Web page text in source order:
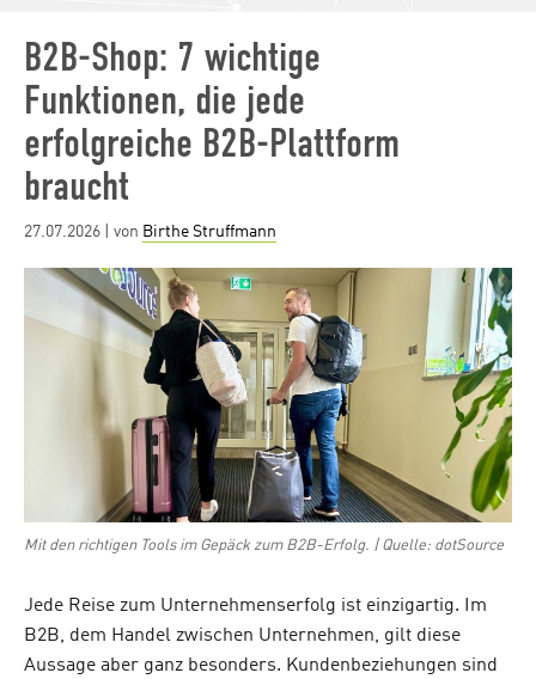
B2B-Shop: 7 wichtige
Funktionen, die jede
erfolgreiche B2B-Plattform
braucht
Posted
27.07.2026 | von Birthe Struffmann
Mit den richtigen Tools im Gepäck zum B2B-Erfolg. | Quelle: dotSource
Jede Reise zum Unternehmenserfolg ist einzigartig. Im
B2B, dem Handel zwischen Unternehmen, gilt diese
Aussage aber ganz besonders. Kundenbeziehungen sind